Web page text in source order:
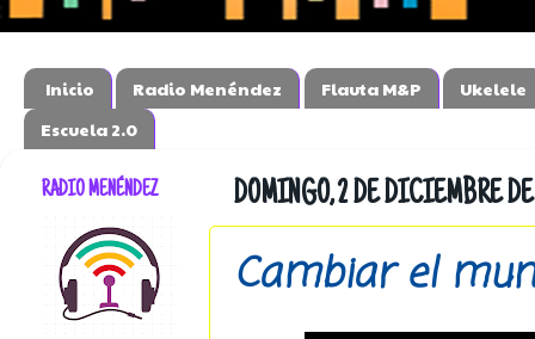
Inicio Radio Menéndez Flauta M&P
Ukelele
Escuela 2.0
DOMINGO, 2 DE DICIEMBRE
Cambiar el
RADIO MENÉNDEZ